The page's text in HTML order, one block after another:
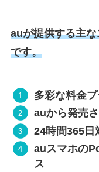
auが提供する主
です。
多彩な料金
auから発売
24時間365日
auスマホの
ス